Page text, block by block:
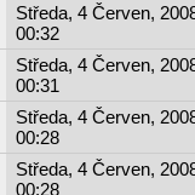
Středa, 4 Červen,
00:32
Středa, 4 Červen,
00:31
Středa, 4 Červen,
00:28
Středa, 4 Červen,
00:28